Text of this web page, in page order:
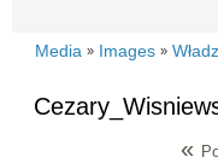
Media » Images »
«